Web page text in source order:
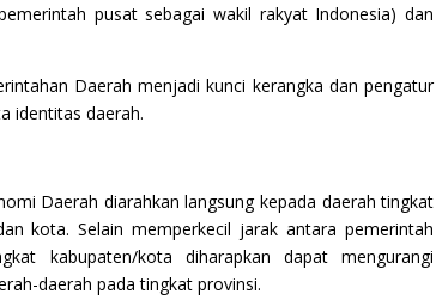
pusat sebagai wakil rakyat Indonesia) dan
Daerah menjadi kunci kerangka dan pengatur
identitas daerah.
Daerah diarahkan langsung kepada daerah tingkat
kota. Selain memperkecil jarak antara pemerintah
kabupaten/kota diharapkan dapat mengurangi
daerah pada tingkat provinsi.